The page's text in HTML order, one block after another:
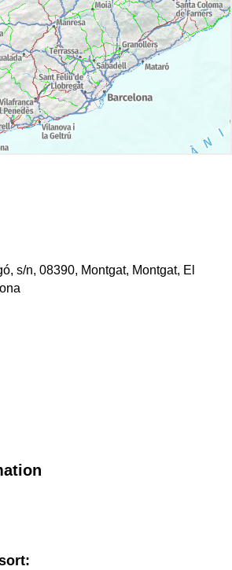
s/n, 08390, Montgat, Montgat, El